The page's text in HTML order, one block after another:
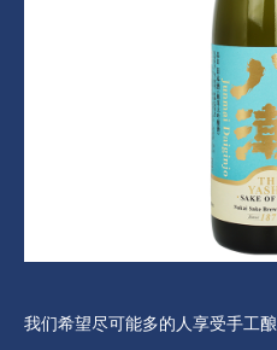
我们希望尽可能多的人享受手工酿